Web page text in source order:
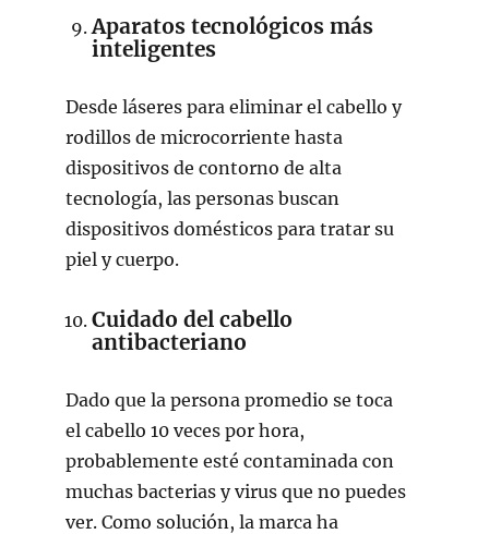
Aparatos tecnológicos más
inteligentes
Desde láseres para eliminar el cabello y
rodillos de microcorriente hasta
dispositivos de contorno de alta
tecnología, las personas buscan
dispositivos domésticos para tratar su
piel y cuerpo.
Cuidado del cabello
antibacteriano
Dado que la persona promedio se toca
el cabello 10 veces por hora,
probablemente esté contaminada con
muchas bacterias y virus que no puedes
ver. Como solución, la marca ha